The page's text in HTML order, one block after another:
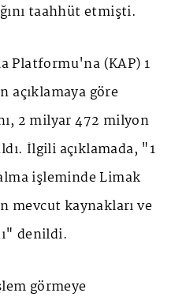
taahhüt etmişti.
Platformu'na (KAP) 1
açıklamaya göre
2 milyar 472 milyon
İlgili açıklamada, "1
işleminde Limak
mevcut kaynakları ve
denildi.
görmeye